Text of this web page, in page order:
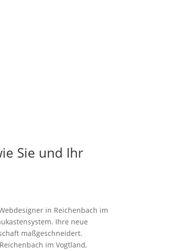
Sie und Ihr
in Reichenbach im
Ihre neue
maßgeschneidert.
im Vogtland,